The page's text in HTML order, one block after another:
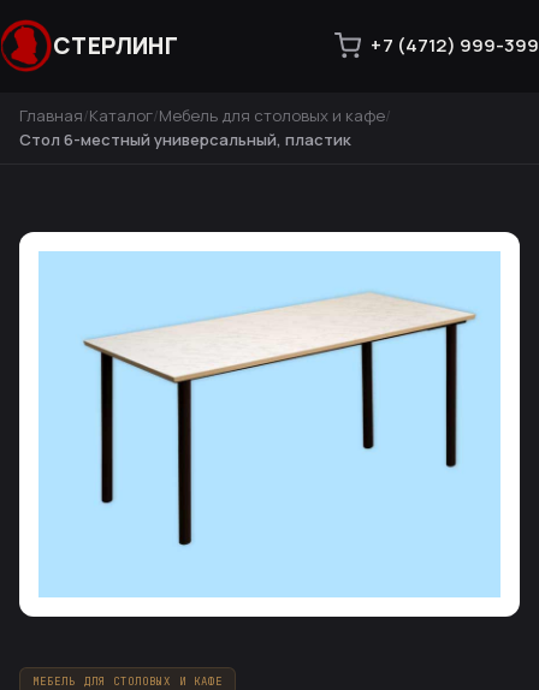
СТЕРЛИНГ +7 (4712) 999-399
Главная Каталог Мебель для столовых и кафе
Стол 6-местный универсальный, пластик
МЕБЕЛЬ ДЛЯ СТОЛОВЫХ И КАФЕ